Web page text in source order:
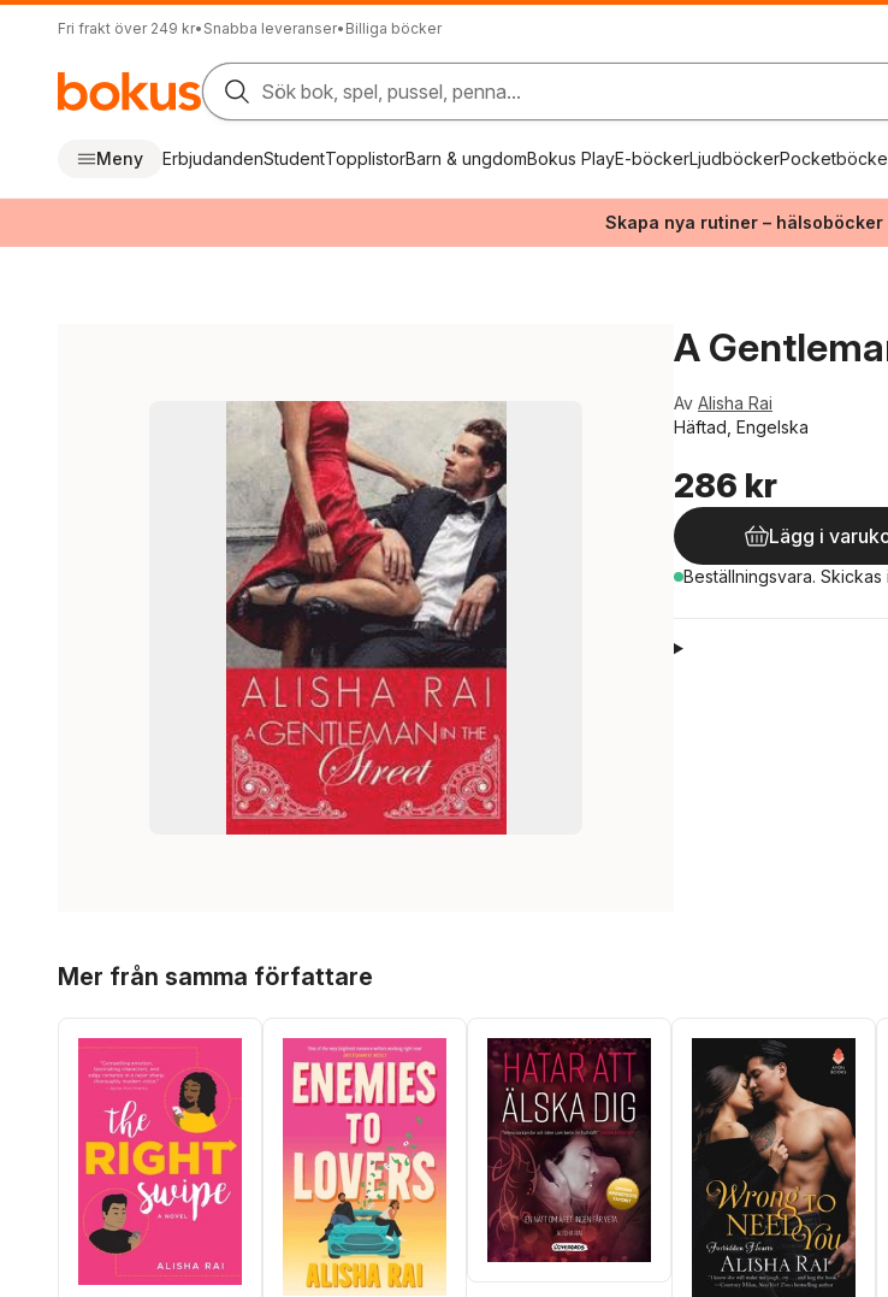
Fri frakt över 249 kr• Snabba leveranser• Billiga böcker
Sök bok, spel, pussel, penna...
Meny ErbjudandenStudentTopplistorBarn & ungdomBokus PlayE-böckerLjudböcker
Skapa nya rutiner –
A
Av Alisha Rai
Häftad, Engelska
286 kr
Lägg i
Beställningsvara. Skickas
Mer från samma författare